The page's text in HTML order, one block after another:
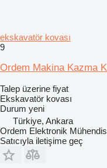
ekskavatör kovası
9
Ordem Makina Kazma
Talep üzerine fiyat
Ekskavatör kovası
Durum yeni
Türkiye, Ankara
Ordem Elektronik
Satıcıyla iletişime geç